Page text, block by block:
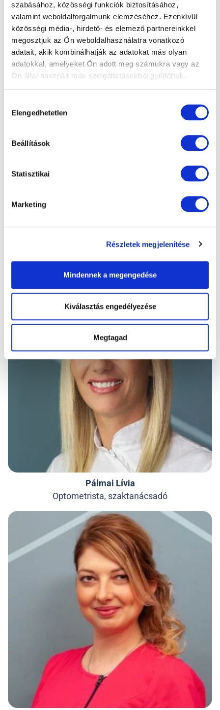
szabásához, közösségi funkciók biztosításához,
valamint weboldalforgalmunk elemzéséhez. Ezenkívül
közösségi média-, hirdető- és elemező partnereinkkel
megosztjuk az Ön weboldalhasználatra vonatkozó
adatait, akik kombinálhatják az adatokat más olyan
adatokkal, amelyeket Ön adott meg számukra vagy az
Ön által használt más szolgáltatásokból gyűjtöttek.
kiválasztása
Elengedhetetlen
Beállítások
Statisztikai
Marketing
Részletek megjelenítése
Mindennek a megengedése
Kiválasztás engedélyezése
Megtagad
Késmárki Zsuzsanna
Szaktanácsadó
Kovács Nikoletta
Szaktanácsadó
Pálmai Lívia
Optometrista, szaktanácsadó